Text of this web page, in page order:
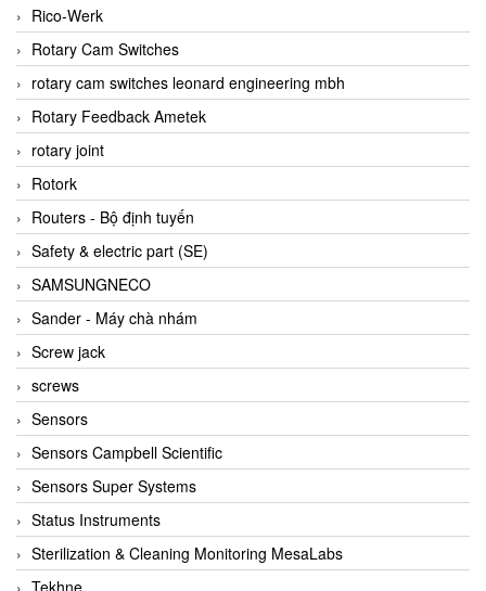
Bopp & Reuther Messtechnik
Bosch
Boydcorp
BRAUN Vietnam
Brinkmann Pumpen
BRONKHORST
Brook Instrument
Brooks Instrument Vietnam
Buhler
BURLING INSTRUMENTS
Burster
BUSCHJOST
Calectro
Campbell Scientific
Canneed Vietnam
Cantoni
CAPS
CAREL Parts
Rico-Werk
Rotary Cam Switches
rotary cam switches leonard engineering mbh
Rotary Feedback Ametek
rotary joint
Rotork
Routers - Bộ định tuyến
Safety & electric part (SE)
SAMSUNGNECO
Sander - Máy chà nhám
Screw jack
screws
Sensors
Sensors Campbell Scientific
Sensors Super Systems
Status Instruments
Sterilization & Cleaning Monitoring MesaLabs
Tekhne